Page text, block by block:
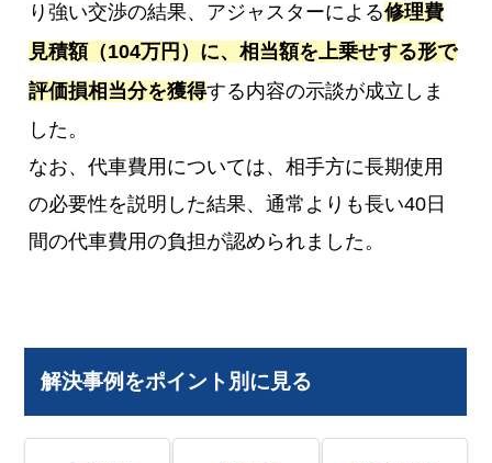
り強い交渉の結果、アジャスターによる修理費
見積額（104万円）に、相当額を上乗せする形で
評価損相当分を獲得する内容の示談が成立しま
した。
なお、代車費用については、相手方に長期使用
の必要性を説明した結果、通常よりも長い40日
間の代車費用の負担が認められました。
解決事例をポイント別に見る